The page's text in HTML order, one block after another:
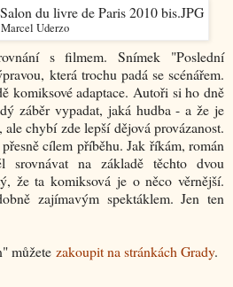
Marcel Uderzo
s filmem. Snímek "Poslední
která trochu padá se scénářem.
komiksové adaptace. Autoři si ho dně
záběr vypadat, jaká hudba - a že je
chybí zde lepší dějová provázanost.
cílem příběhu. Jak říkám, román
srovnávat na základě těchto dvou
že ta komiksová je o něco věrnější.
zajímavým spektáklem. Jen ten
můžete zakoupit na stránkách Grady.